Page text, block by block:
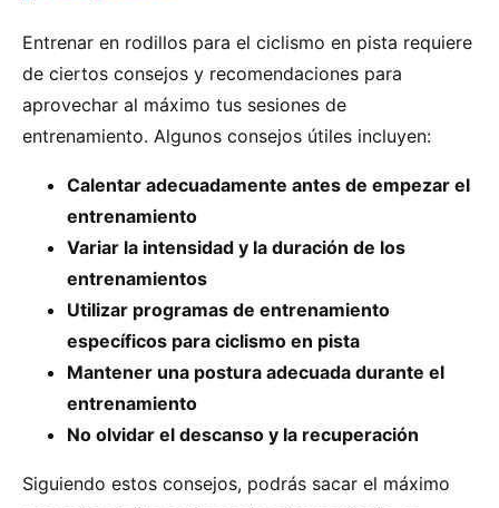
Entrenar en rodillos para el ciclismo en pista requiere
de ciertos consejos y recomendaciones para
aprovechar al máximo tus sesiones de
entrenamiento. Algunos consejos útiles incluyen:
Calentar adecuadamente antes de empezar el
entrenamiento
Variar la intensidad y la duración de los
entrenamientos
Utilizar programas de entrenamiento
específicos para ciclismo en pista
Mantener una postura adecuada durante el
entrenamiento
No olvidar el descanso y la recuperación
Siguiendo estos consejos, podrás sacar el máximo